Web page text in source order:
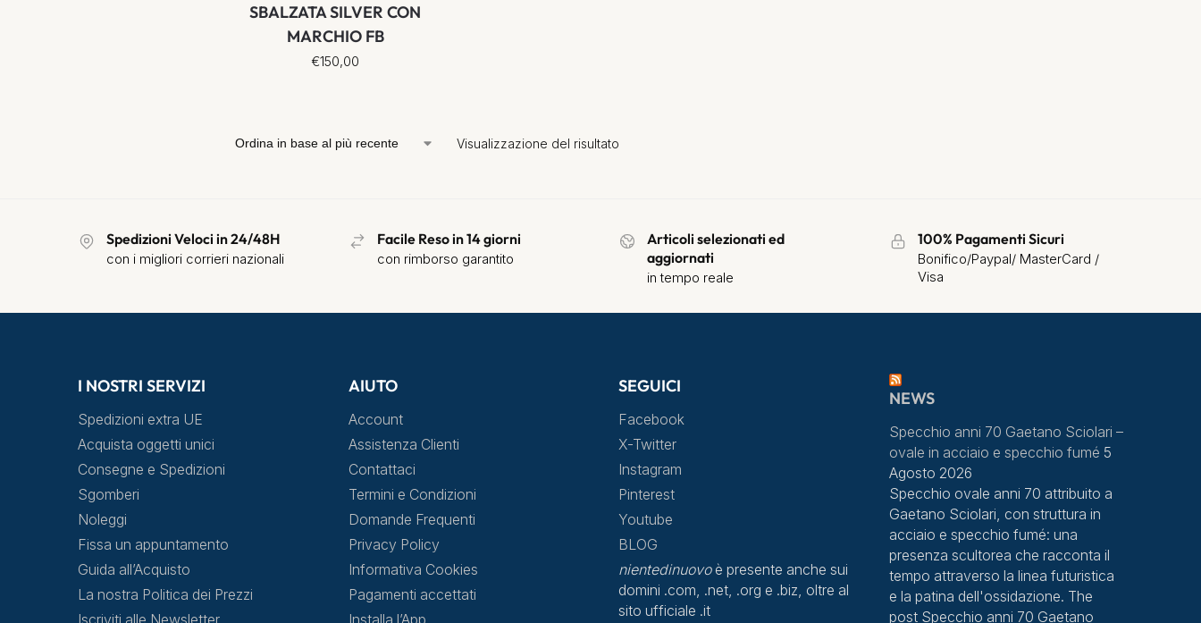
SBALZATA SILVER CON
MARCHIO FB
€150,00
Visualizzazione del risultato
Spedizioni Veloci in 24/48H
con i migliori corrieri nazionali
Facile Reso in 14 giorni
con rimborso garantito
Articoli selezionati ed
aggiornati
in tempo reale
100% Pagamenti Sicuri
Bonifico/Paypal/ MasterCard /
Visa
I NOSTRI SERVIZI
Spedizioni extra UE
Acquista oggetti unici
Consegne e Spedizioni
Sgomberi
Noleggi
Fissa un appuntamento
Guida all’Acquisto
La nostra Politica dei Prezzi
AIUTO
Account
Assistenza Clienti
Contattaci
Termini e Condizioni
Domande Frequenti
Privacy Policy
Informativa Cookies
Pagamenti accettati
SEGUICI
Facebook
X-Twitter
Instagram
Pinterest
Youtube
BLOG
nientedinuovoè presente anche sui
domini .com, .net, .org e .biz, oltre al
sito ufficiale .it
NEWS
Specchio anni 70 Gaetano Sciolari –
ovale in acciaio e specchio fumé 5
Agosto 2026
Specchio ovale anni 70 attribuito a
Gaetano Sciolari, con struttura in
acciaio e specchio fumé: una
presenza scultorea che racconta il
tempo attraverso la linea futuristica
e la patina dell'ossidazione. The
post Specchio anni 70 Gaetano